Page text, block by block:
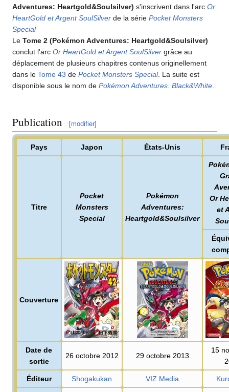
Adventures: Heartgold&Soulsilver) s'inscrivent dans l'arc Or
HeartGold et Argent SoulSilver de la série Pocket Monsters
Special
Le Tome 2 (Pokémon Adventures: Heartgold&Soulsilver)
conclut l'arc Or HeartGold et Argent SoulSilver grâce au
déplacement de plusieurs chapitres contenus originellement
dans le Tome 43 de Pocket Monsters Special. La suite est
disponible sous le nom de Pokémon Adventures: Black&White
Publication [modifier]
Pays Japon États-Unis
Titre
Pocket
Monsters
Special
Pokémon
Adventures:
Heartgold&Soulsilver
Or
et
Couverture
Date de
sortie
26 octobre 2012 29 octobre 2013
15
Éditeur Shogakukan VIZ Media